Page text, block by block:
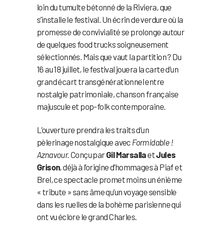
loin du tumulte bétonné de la Riviera, que
s’installe le festival. Un écrin de verdure où la
promesse de convivialité se prolonge autour
de quelques food trucks soigneusement
sélectionnés. Mais que vaut la partition ? Du
16 au 18 juillet, le festival jouera la carte d’un
grand écart transgénérationnel entre
nostalgie patrimoniale, chanson française
majuscule et pop-folk contemporaine.
L’ouverture prendra les traits d’un
pèlerinage nostalgique avec Formidable !
Aznavour. Conçu parGil MarsallaetJules
Grison, déjà à l’origine d’hommages à Piaf et
Brel, ce spectacle promet moins un énième
« tribute » sans âme qu’un voyage sensible
dans les ruelles de la bohème parisienne qui
ont vu éclore le grand Charles.